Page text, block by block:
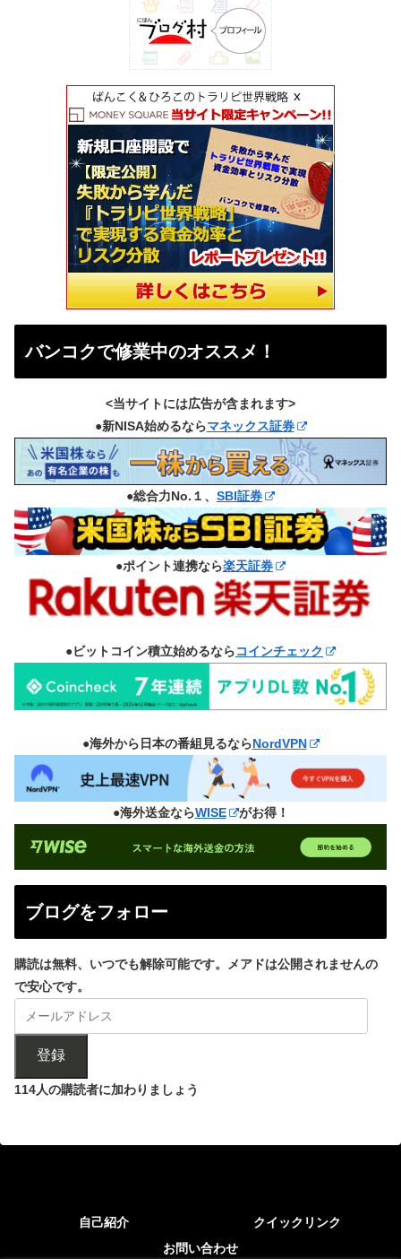
バンコクで修業中のオススメ！
<当サイトには広告が含まれます>
●新NISA始めるならマネックス証券
●総合力No.１、 SBI証券
●ポイント連携なら楽天証券
●ビットコイン積立始めるならコインチェック
●海外から日本の番組見るならNordVPN
●海外送金ならWISE がお得！
ブログをフォロー
購読は無料、いつでも解除可能です。メアドは公開されませんの
で安心です。
登録
114人の購読者に加わりましょう
自己紹介
クイックリンク
お問い合わせ